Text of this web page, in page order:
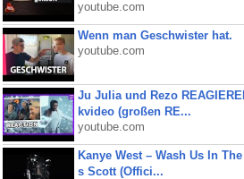
youtube.com
Wenn man Geschwister hat.
youtube.com
Ju Julia und Rezo
kvideo (großen RE...
youtube.com
Kanye West – Wash Us In
s Scott (Offici...